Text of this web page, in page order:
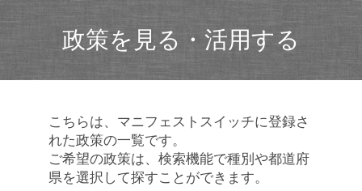
政策を見る・活用する
こちらは、マニフェストスイッチに登録さ
れた政策の一覧です。
ご希望の政策は、検索機能で種別や都道府
県を選択して探すことができます。